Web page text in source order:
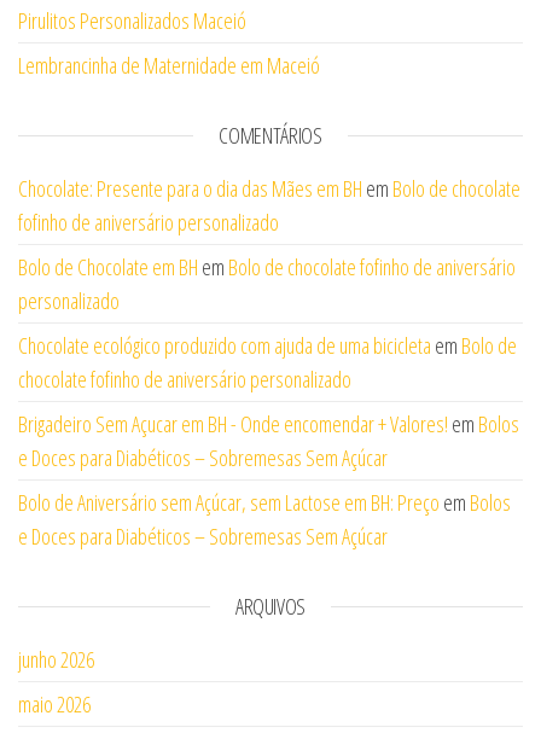
Pirulitos Personalizados Maceió
Lembrancinha de Maternidade em Maceió
COMENTÁRIOS
Chocolate: Presente para o dia das Mães em BH em Bolo de chocolate
fofinho de aniversário personalizado
Bolo de Chocolate em BH em Bolo de chocolate fofinho de aniversário
personalizado
Chocolate ecológico produzido com ajuda de uma bicicleta em Bolo de
chocolate fofinho de aniversário personalizado
Brigadeiro Sem Açucar em BH - Onde encomendar + Valores! em Bolos
e Doces para Diabéticos – Sobremesas Sem Açúcar
Bolo de Aniversário sem Açúcar, sem Lactose em BH: Preço em Bolos
e Doces para Diabéticos – Sobremesas Sem Açúcar
ARQUIVOS
junho 2026
maio 2026